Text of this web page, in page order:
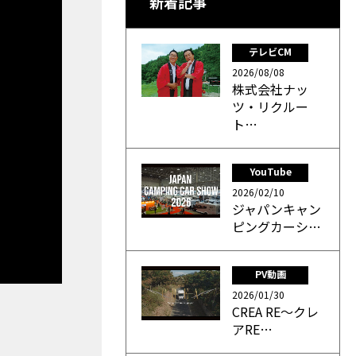
テレビCM
2026/08/08
株式会社ナッ
ツ・リクルー
ト…
YouTube
2026/02/10
ジャパンキャン
ピングカーシ…
PV動画
2026/01/30
CREA RE～クレ
アRE…